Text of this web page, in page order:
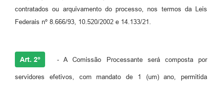
contratados ou arquivamento do processo, nos termos da Leis
Federais nº 8.666/93, 10.520/2002 e 14.133/21.
Art. 2º - A Comissão Processante será composta por
servidores efetivos, com mandato de 1 (um) ano, permitida